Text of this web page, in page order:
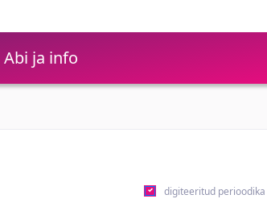
Abi ja info
digiteeritud perioodika